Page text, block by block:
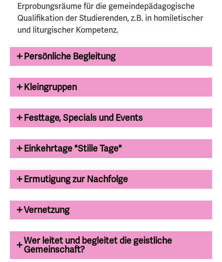
Erprobungsräume für die gemeindepädagogische
Qualifikation der Studierenden, z.B. in homiletischer
und liturgischer Kompetenz.
Persönliche Begleitung
Kleingruppen
Festtage, Specials und Events
Einkehrtage "Stille Tage"
Ermutigung zur Nachfolge
Vernetzung
Wer leitet und begleitet die geistliche
Gemeinschaft?